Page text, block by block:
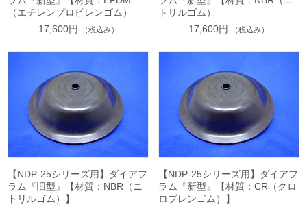
（エチレンプロピレンゴム）
17,600円
（税込み）
トリルゴム）
17,600円
（税込み）
【NDP-25シリーズ用】ダイアフ
ラム『旧型』【材質：NBR（ニ
トリルゴム）】
【NDP-25シリーズ用】ダイアフ
ラム『新型』【材質：CR（クロ
ロプレンゴム）】